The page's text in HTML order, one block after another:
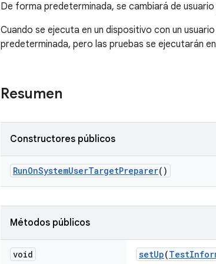
De forma predeterminada, se cambiará de
Cuando se ejecuta en un dispositivo con un
predeterminada, pero las pruebas se ejecutarán
Resumen
Constructores públicos
RunOnSystemUserTargetPreparer()
Métodos públicos
void setUp(Test